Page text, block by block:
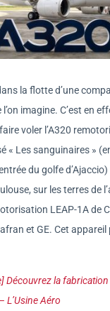
la flotte d’une
imagine. C’est en
voler l’A320
« Les sanguinaires »
du golfe
sur les terres de
LEAP-1A de
et GE. Cet
Découvrez la
L’Usine Aéro